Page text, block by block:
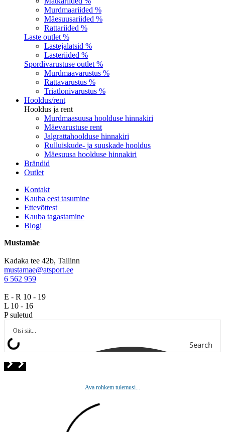
Murdmaariided %
Mäesuusariided %
Rattariided %
Laste outlet %
Lastejalatsid %
Lasteriided %
Spordivarustuse outlet %
Murdmaavarustus %
Rattavarustus %
Triatlonivarustus %
Hooldus/rent
Hooldus ja rent
Murdmaasuusa hoolduse hinnakiri
Mäevarustuse rent
Jalgrattahoolduse hinnakiri
Rulluiskude- ja suuskade hooldus
Mäesuusa hoolduse hinnakiri
Brändid
Outlet
Kontakt
Kauba eest tasumine
Ettevõttest
Kauba tagastamine
Blogi
Mustamäe
Kadaka tee 42b, Tallinn
mustamae@atsport.ee
6 562 959
E - R 10 - 19
L 10 - 16
P suletud
Search
Ava rohkem tulemusi...